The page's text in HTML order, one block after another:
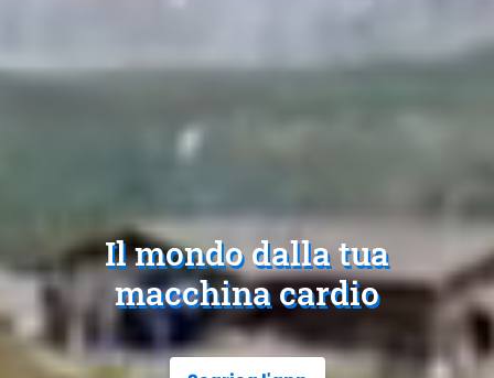
Il mondo dalla tua
macchina cardio